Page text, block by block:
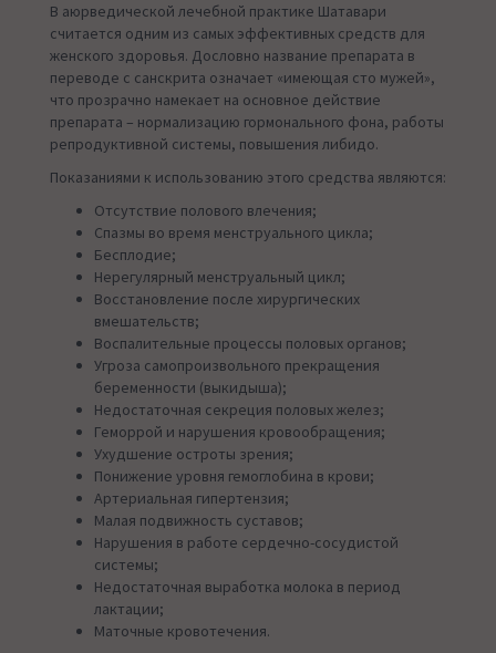
В аюрведической лечебной практике Шатавари
считается одним из самых эффективных средств для
женского здоровья. Дословно название препарата в
переводе с санскрита означает «имеющая сто мужей»,
что прозрачно намекает на основное действие
препарата – нормализацию гормонального фона, работы
репродуктивной системы, повышения либидо.
Показаниями к использованию этого средства являются:
Отсутствие полового влечения;
Спазмы во время менструального цикла;
Бесплодие;
Нерегулярный менструальный цикл;
Восстановление после хирургических
вмешательств;
Воспалительные процессы половых органов;
Угроза самопроизвольного прекращения
беременности (выкидыша);
Недостаточная секреция половых желез;
Геморрой и нарушения кровообращения;
Ухудшение остроты зрения;
Понижение уровня гемоглобина в крови;
Артериальная гипертензия;
Малая подвижность суставов;
Нарушения в работе сердечно-сосудистой
системы;
Недостаточная выработка молока в период
лактации;
Маточные кровотечения.